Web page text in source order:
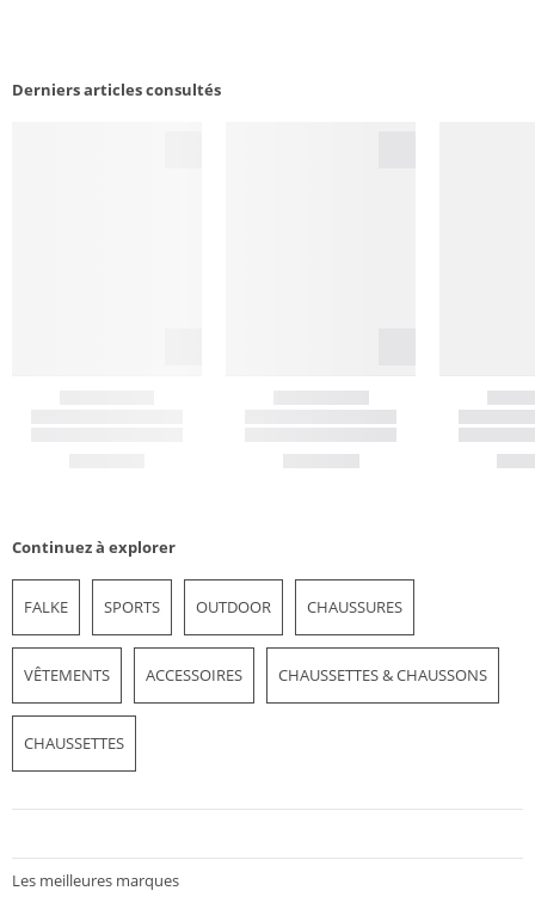
Derniers articles consultés
Continuez à explorer
FALKE SPORTS OUTDOOR CHAUSSURES
VÊTEMENTS ACCESSOIRES CHAUSSETTES & CHAUSSONS
CHAUSSETTES
Les meilleures marques